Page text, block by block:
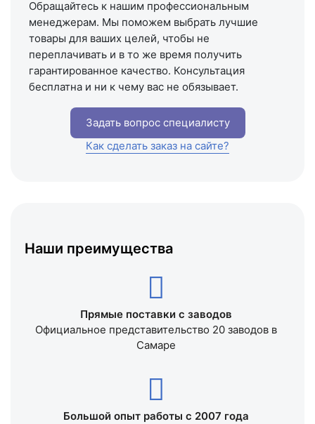
Наши преимущества
Прямые поставки с заводов
Официальное представительство 20 заводов в
Самаре
Большой опыт работы с 2007 года
Обращайтесь к нашим профессиональным
менеджерам. Мы поможем выбрать лучшие
товары для ваших целей, чтобы не
переплачивать и в то же время получить
гарантированное качество. Консультация
бесплатна и ни к чему вас не обязывает.
Задать вопрос специалисту
Как сделать заказ на сайте?